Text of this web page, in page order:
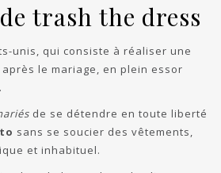
trash the dress
unis, qui consiste à réaliser une
le mariage, en plein essor
de se détendre en toute liberté
sans se soucier des vêtements,
et inhabituel.